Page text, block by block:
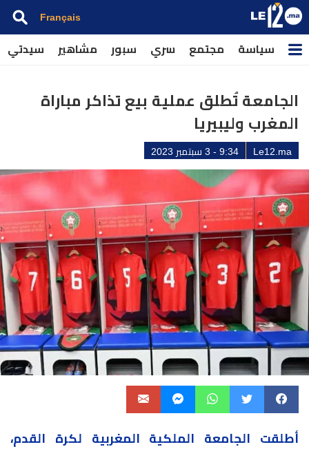
Français
سياسة مجتمع سري سبور مشاهير سيدتي
الجامعة تُطلق عملية بيع تذاكر مباراة
المغرب وليبيريا
Le12.ma 9:34 - 3 سبتمبر 2023
أطلقت الجامعة الملكية المغربية لكرة القدم،